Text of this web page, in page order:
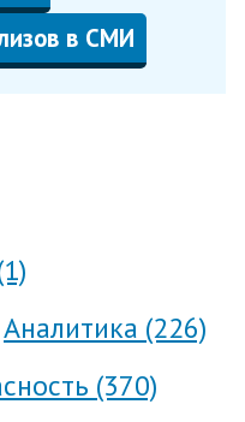
в СМИ
Аналитика (226)
(370)